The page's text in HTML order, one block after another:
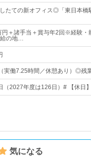
たての新オフィス◎「東日本橋
＋諸手当＋賞与年2回※経験・
の地…
実働7.25時間／休憩あり）◎残
（2027年度は126日）# 【休日
気になる